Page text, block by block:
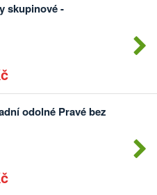
skupinové -
odolné Pravé bez